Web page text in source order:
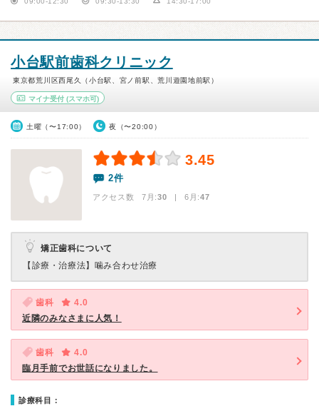
小台駅前歯科クリニック
東京都荒川区西尾久（小台駅、宮ノ前駅、荒川遊園地前駅）
マイナ受付 (スマホ可)
土曜（〜17:00） 夜（〜20:00）
3.45
2件
アクセス数 7月:30 | 6月:47
矯正歯科について
【診療・治療法】 噛み合わせ治療
歯科
4.0
近隣のみなさまに人気！
歯科
4.0
臨月手前でお世話になりました。
診療科目：